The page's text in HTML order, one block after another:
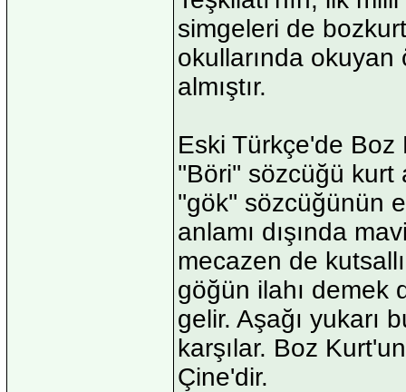
simgeleri de
okullarında okuyan
almıştır.
Eski Türkçe'de Boz
''Böri'' sözcüğü kurt
''gök'' sözcüğünün
anlamı dışında
mecazen de
göğün ilahı demek
gelir. Aşağı yukarı
karşılar. Boz
Çine'dir.